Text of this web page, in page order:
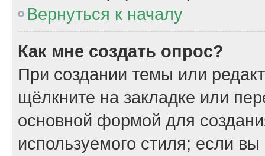
Вернуться к началу
Как мне создать опрос?
При создании темы или
щёлкните на закладке или
основной формой для
используемого стиля; если